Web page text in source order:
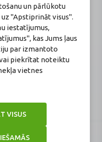
un pārlūkotu
"Apstiprināt visus".
iestatījumus,
kas Jums ļaus
par izmantoto
piekrītat noteiktu
vietnes
VISUS
inspekcija
vi@vi.gov.lv